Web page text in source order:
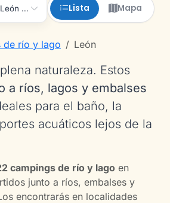
· León · Cualquier servicio
Lista Mapa
de río y lago León
naturaleza. Estos
a ríos, lagos y embalses
para el baño, la
acuáticos lejos de la
campings de río y lago en
junto a ríos, embalses y
encontrarás en localidades